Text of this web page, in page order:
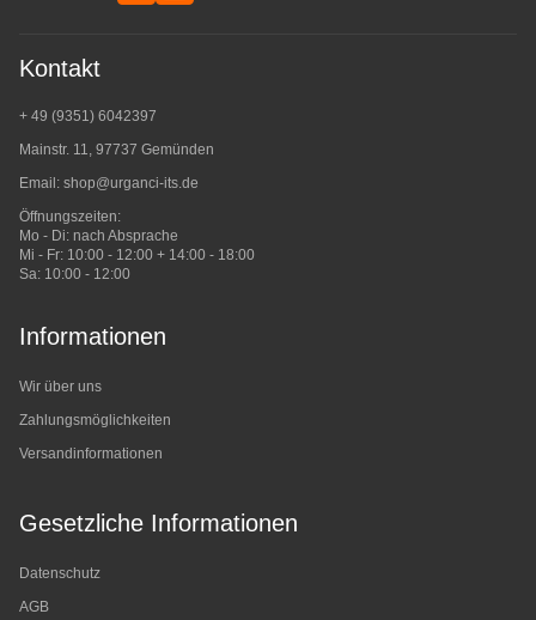
Kontakt
+ 49 (9351) 6042397
Mainstr. 11, 97737 Gemünden
Email: shop@urganci-its.de
Öffnungszeiten:
Mo - Di: nach Absprache
Mi - Fr: 10:00 - 12:00 + 14:00 - 18:00
Sa: 10:00 - 12:00
Informationen
Wir über uns
Zahlungsmöglichkeiten
Versandinformationen
Gesetzliche Informationen
Datenschutz
AGB